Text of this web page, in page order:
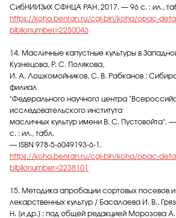
СибНИИЗиХ СФНЦА РАН, 2017. — 96 с. : ил.,
https://koha.benran.ru/cgi-bin/koha/opac-
biblionumber=2250046
14. Масличные капустные культуры в
Кузнецова, Р. С. Полякова,
И. А. Лошкомойников, С. В. Рабканов ;
филиал
"Федерального научного центра
исследовательского института
масличных культур имени В. С. Пустовойта".
с. : ил., табл.
— ISBN 978-5-6049193-6-1.
https://koha.benran.ru/cgi-bin/koha/opac-
biblionumber=2238101
15. Методика апробации сортовых посевов
лекарственных культур / Басалаева И. В.,
Н. [и др.] ; под общей редакцией Морозова А.